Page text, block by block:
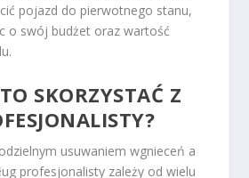
pojazd do pierwotnego stanu,
o swój budżet oraz wartość
SKORZYSTAĆ Z
usuwaniem wgnieceń a
profesjonalisty zależy od wielu